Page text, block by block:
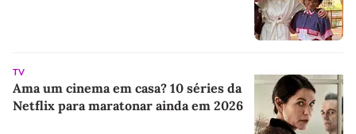
TV
Ama um cinema em casa? 10 séries da
Netflix para maratonar ainda em 2026